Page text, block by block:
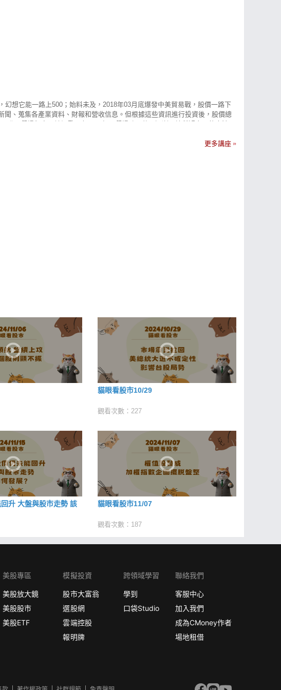
想它能一路上500；始料未及，2018年03月底爆發中美貿易戰，股價一路下
、蒐集各產業資料、財報和營收信息。但根據​這些資訊進行投資後，股價總
現虧損程度日益加重，在2018年內虧損破百萬。逐漸開始質疑自己的方法​是
不斷移動停利點，直到觸達停利出場為止。不要預測高點的反轉點，否則你
更多講座
貓眼看股市10/29
觀看次數：227
升 大盤與股市走勢 該
貓眼看股市11/07
觀看次數：187
美股專區
美股放大鏡
美股股市
美股ETF
模擬投資
股市大富翁
選股網
雲端控股
報明牌
跨領域學習
學到
口袋Studio
聯絡我們
客服中心
加入我們
成為CMoney作者
場地租借